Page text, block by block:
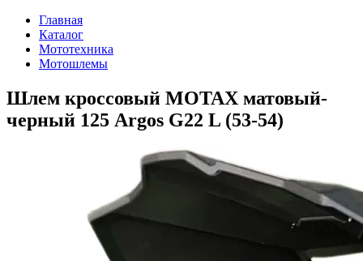
Главная
Каталог
Мототехника
Мотошлемы
Шлем кроссовый MOTAX матовый-
черный 125 Argos G22 L (53-54)